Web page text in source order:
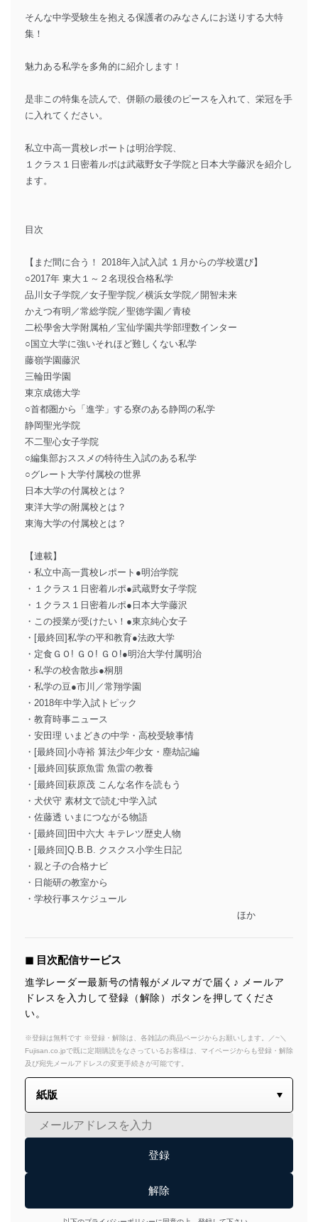
そんな中学受験生を抱える保護者のみなさんにお送りする大特
集！
魅力ある私学を多角的に紹介します！
是非この特集を読んで、併願の最後のピースを入れて、栄冠を手
に入れてください。
私立中高一貫校レポートは明治学院、
１クラス１日密着ルポは武蔵野女子学院と日本大学藤沢を紹介し
ます。
目次
【まだ間に合う！ 2018年入試入試 １月からの学校選び】
○2017年 東大１～２名現役合格私学
品川女子学院／女子聖学院／横浜女学院／開智未来
かえつ有明／常総学院／聖徳学園／青稜
二松學舍大学附属柏／宝仙学園共学部理数インター
○国立大学に強いそれほど難しくない私学
藤嶺学園藤沢
三輪田学園
東京成徳大学
○首都圏から「進学」する寮のある静岡の私学
静岡聖光学院
不二聖心女子学院
○編集部おススメの特待生入試のある私学
○グレート大学付属校の世界
日本大学の付属校とは？
東洋大学の附属校とは？
東海大学の付属校とは？
【連載】
・私立中高一貫校レポート●明治学院
・１クラス１日密着ルポ●武蔵野女子学院
・１クラス１日密着ルポ●日本大学藤沢
・この授業が受けたい！●東京純心女子
・[最終回]私学の平和教育●法政大学
・定食ＧＯ! ＧＯ! ＧＯ!●明治大学付属明治
・私学の校舎散歩●桐朋
・私学の豆●市川／常翔学園
・2018年中学入試トピック
・教育時事ニュース
・安田理 いまどきの中学・高校受験事情
・[最終回]小寺裕 算法少年少女・塵劫記編
・[最終回]荻原魚雷 魚雷の教養
・[最終回]萩原茂 こんな名作を読もう
・犬伏守 素材文で読む中学入試
・佐藤透 いまにつながる物語
・[最終回]田中六大 キテレツ歴史人物
・[最終回]Q.B.B. クスクス小学生日記
・親と子の合格ナビ
・日能研の教室から
・学校行事スケジュール
ほか
◼︎ 目次配信サービス
進学レーダー最新号の情報がメルマガで届く♪ メールア
ドレスを入力して登録（解除）ボタンを押してくださ
い。
※登録は無料です ※登録・解除は、各雑誌の商品ページからお願いします。／~＼
Fujisan.co.jpで既に定期購読をなさっているお客様は、マイページからも登録・解除
及び宛先メールアドレスの変更手続きが可能です。